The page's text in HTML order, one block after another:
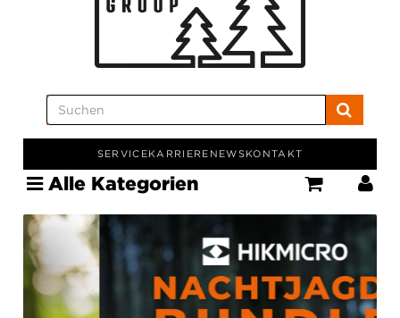
SERVICEKARRIERE NEWSKONTAKT
Alle Kategorien